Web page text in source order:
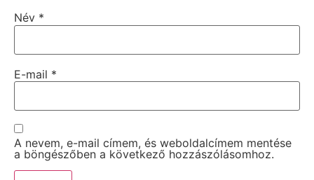
Név *
E-mail *
A nevem, e-mail címem, és weboldalcímem mentése
a böngészőben a következő hozzászólásomhoz.